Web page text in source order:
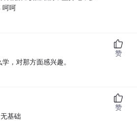
呵呵
，对那方面感兴趣。
赞
基础
赞